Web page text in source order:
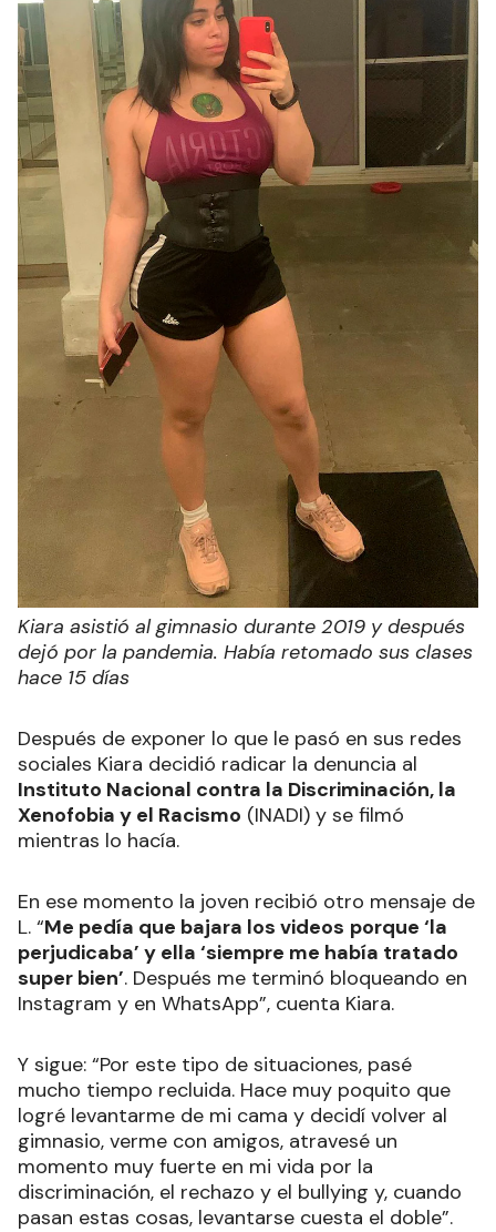
Kiara asistió al gimnasio durante 2019 y después
dejó por la pandemia. Había retomado sus clases
hace 15 días
Después de exponer lo que le pasó en sus redes
sociales Kiara decidió radicar la denuncia al
Instituto Nacional contra la Discriminación, la
Xenofobia y el Racismo (INADI) y se filmó
mientras lo hacía.
En ese momento la joven recibió otro mensaje de
L. “Me pedía que bajara los videos porque ‘la
perjudicaba’ y ella ‘siempre me había tratado
super bien’. Después me terminó bloqueando en
Instagram y en WhatsApp”, cuenta Kiara.
Y sigue: “Por este tipo de situaciones, pasé
mucho tiempo recluida. Hace muy poquito que
logré levantarme de mi cama y decidí volver al
gimnasio, verme con amigos, atravesé un
momento muy fuerte en mi vida por la
discriminación, el rechazo y el bullying y, cuando
pasan estas cosas, levantarse cuesta el doble”.